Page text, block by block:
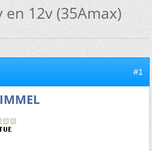
12v (35Amax)
#1